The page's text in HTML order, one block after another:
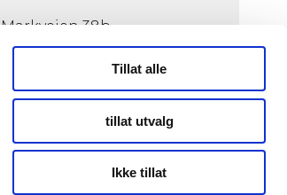
Tillat alle
tillat utvalg
Ikke tillat
Markveien 38b
9510 Alta